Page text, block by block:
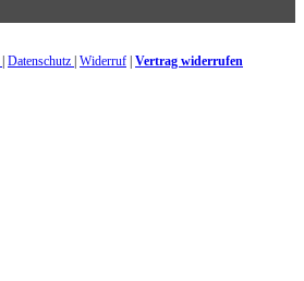
Datenschutz Widerruf Vertrag widerrufen